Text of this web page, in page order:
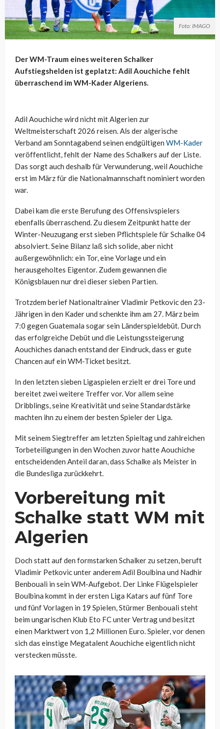
Foto: IMAGO
Der WM-Traum eines weiteren Schalker
Aufstiegshelden ist geplatzt: Adil Aouchiche fehlt
überraschend im WM-Kader Algeriens.
Adil Aouchiche wird nicht mit Algerien zur
Weltmeisterschaft 2026 reisen. Als der algerische
Verband am Sonntagabend seinen endgültigen WM-Kader
veröffentlicht, fehlt der Name des Schalkers auf der Liste.
Das sorgt auch deshalb für Verwunderung, weil Aouchiche
erst im März für die Nationalmannschaft nominiert worden
war.
Dabei kam die erste Berufung des Offensivspielers
ebenfalls überraschend. Zu diesem Zeitpunkt hatte der
Winter-Neuzugang erst sieben Pflichtspiele für Schalke 04
absolviert. Seine Bilanz laß sich solide, aber nicht
außergewöhnlich: ein Tor, eine Vorlage und ein
herausgeholtes Eigentor. Zudem gewannen die
Königsblauen nur drei dieser sieben Partien.
Trotzdem berief Nationaltrainer Vladimir Petkovic den 23-
Jährigen in den Kader und schenkte ihm am 27. März beim
7:0 gegen Guatemala sogar sein Länderspieldebüt. Durch
das erfolgreiche Debüt und die Leistungssteigerung
Aouchiches danach entstand der Eindruck, dass er gute
Chancen auf ein WM-Ticket besitzt.
In den letzten sieben Ligaspielen erzielt er drei Tore und
bereitet zwei weitere Treffer vor. Vor allem seine
Dribblings, seine Kreativität und seine Standardstärke
machten ihn zu einem der besten Spieler der Liga.
Mit seinem Siegtreffer am letzten Spieltag und zahlreichen
Torbeteiligungen in den Wochen zuvor hatte Aouchiche
entscheidenden Anteil daran, dass Schalke als Meister in
die Bundesliga zurückkehrt.
Vorbereitung mit
Schalke statt WM mit
Algerien
Doch statt auf den formstarken Schalker zu setzen, beruft
Vladimir Petkovic unter anderem Adil Boulbina und Nadhir
Benbouali in sein WM-Aufgebot. Der Linke Flügelspieler
Boulbina kommt in der ersten Liga Katars auf fünf Tore
und fünf Vorlagen in 19 Spielen, Stürmer Benbouali steht
beim ungarischen Klub Eto FC unter Vertrag und besitzt
einen Marktwert von 1,2 Millionen Euro. Spieler, vor denen
sich das einstige Megatalent Aouchiche eigentlich nicht
verstecken müsste.